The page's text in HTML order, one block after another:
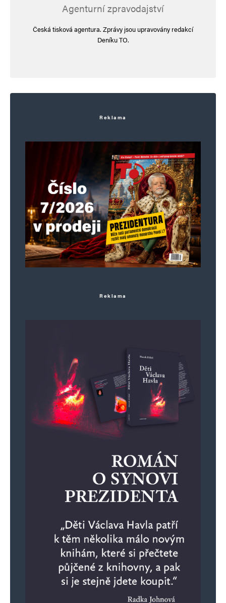
Agenturní zpravodajství
Česká tisková agentura. Zprávy jsou upravovány redakcí
Deníku TO.
Reklama
Reklama